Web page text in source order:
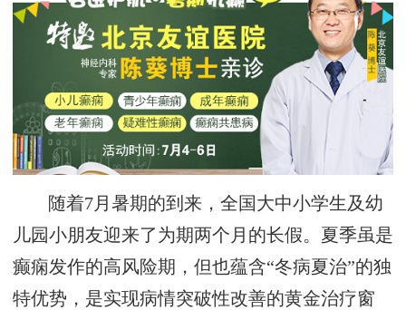
随着7月暑期的到来，全国大中小学生及幼
儿园小朋友迎来了为期两个月的长假。夏季虽是
癫痫发作的高风险期，但也蕴含“冬病夏治”的独
特优势，是实现病情突破性改善的黄金治疗窗